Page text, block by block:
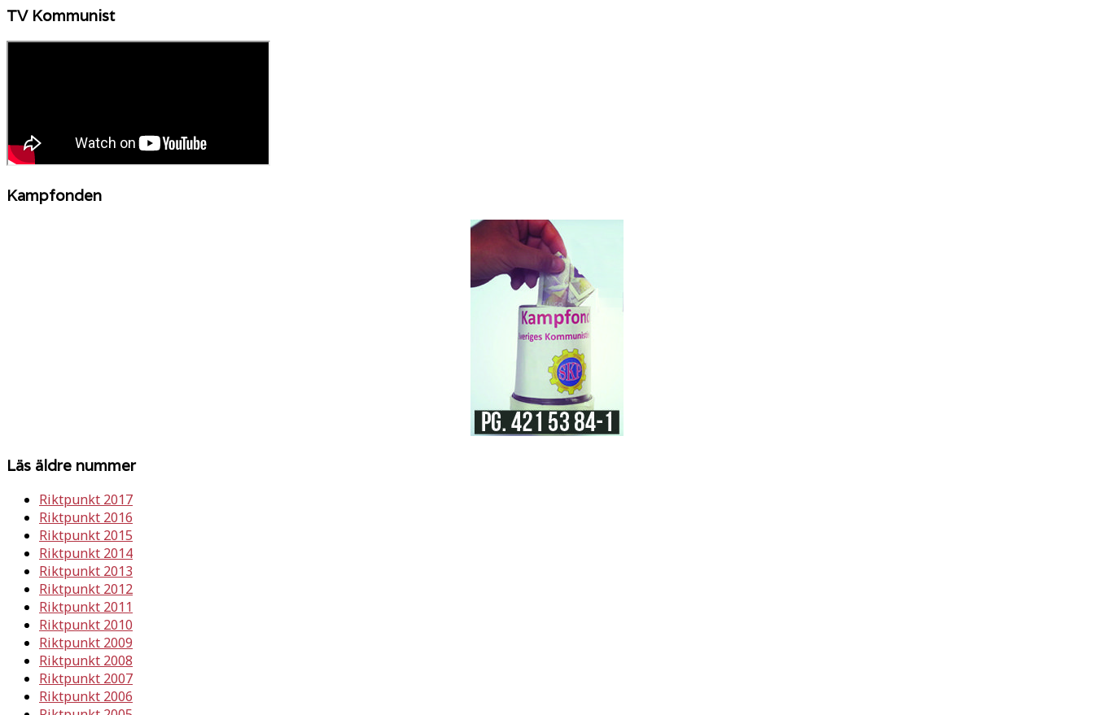
TV Kommunist
Kampfonden
Läs äldre nummer
Riktpunkt 2017
Riktpunkt 2016
Riktpunkt 2015
Riktpunkt 2014
Riktpunkt 2013
Riktpunkt 2012
Riktpunkt 2011
Riktpunkt 2010
Riktpunkt 2009
Riktpunkt 2008
Riktpunkt 2007
Riktpunkt 2006